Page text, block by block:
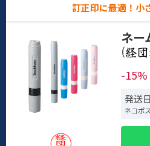
訂正印に最適！小
ネー
(
-15%
発送
ネコポ